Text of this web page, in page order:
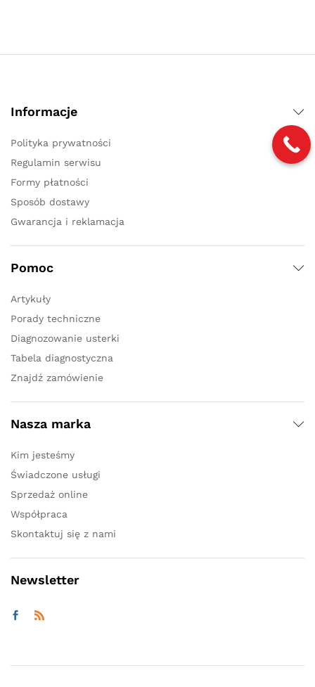
Informacje
Polityka prywatności
Regulamin serwisu
Formy płatności
Sposób dostawy
Gwarancja i reklamacja
Pomoc
Artykuły
Porady techniczne
Diagnozowanie usterki
Tabela diagnostyczna
Znajdź zamówienie
Nasza marka
Kim jesteśmy
Świadczone usługi
Sprzedaż online
Współpraca
Skontaktuj się z nami
Newsletter